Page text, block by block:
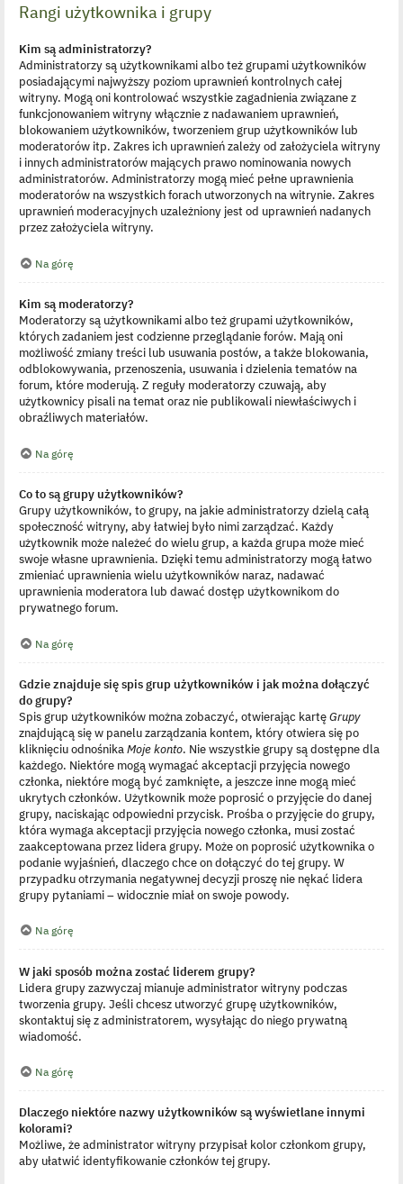
Rangi użytkownika i grupy
Kim są administratorzy?
Administratorzy są użytkownikami albo też grupami użytkowników
posiadającymi najwyższy poziom uprawnień kontrolnych całej
witryny. Mogą oni kontrolować wszystkie zagadnienia związane z
funkcjonowaniem witryny włącznie z nadawaniem uprawnień,
blokowaniem użytkowników, tworzeniem grup użytkowników lub
moderatorów itp. Zakres ich uprawnień zależy od założyciela witryny
i innych administratorów mających prawo nominowania nowych
administratorów. Administratorzy mogą mieć pełne uprawnienia
moderatorów na wszystkich forach utworzonych na witrynie. Zakres
uprawnień moderacyjnych uzależniony jest od uprawnień nadanych
przez założyciela witryny.
Na górę
Kim są moderatorzy?
Moderatorzy są użytkownikami albo też grupami użytkowników,
których zadaniem jest codzienne przeglądanie forów. Mają oni
możliwość zmiany treści lub usuwania postów, a także blokowania,
odblokowywania, przenoszenia, usuwania i dzielenia tematów na
forum, które moderują. Z reguły moderatorzy czuwają, aby
użytkownicy pisali na temat oraz nie publikowali niewłaściwych i
obraźliwych materiałów.
Na górę
Co to są grupy użytkowników?
Grupy użytkowników, to grupy, na jakie administratorzy dzielą całą
społeczność witryny, aby łatwiej było nimi zarządzać. Każdy
użytkownik może należeć do wielu grup, a każda grupa może mieć
swoje własne uprawnienia. Dzięki temu administratorzy mogą łatwo
zmieniać uprawnienia wielu użytkowników naraz, nadawać
uprawnienia moderatora lub dawać dostęp użytkownikom do
prywatnego forum.
Na górę
Gdzie znajduje się spis grup użytkowników i jak można dołączyć
do grupy?
Spis grup użytkowników można zobaczyć, otwierając kartęGrupy
znajdującą się w panelu zarządzania kontem, który otwiera się po
kliknięciu odnośnikaMoje konto. Nie wszystkie grupy są dostępne dla
każdego. Niektóre mogą wymagać akceptacji przyjęcia nowego
członka, niektóre mogą być zamknięte, a jeszcze inne mogą mieć
ukrytych członków. Użytkownik może poprosić o przyjęcie do danej
grupy, naciskając odpowiedni przycisk. Prośba o przyjęcie do grupy,
która wymaga akceptacji przyjęcia nowego członka, musi zostać
zaakceptowana przez lidera grupy. Może on poprosić użytkownika o
podanie wyjaśnień, dlaczego chce on dołączyć do tej grupy. W
przypadku otrzymania negatywnej decyzji proszę nie nękać lidera
grupy pytaniami – widocznie miał on swoje powody.
Na górę
W jaki sposób można zostać liderem grupy?
Lidera grupy zazwyczaj mianuje administrator witryny podczas
tworzenia grupy. Jeśli chcesz utworzyć grupę użytkowników,
skontaktuj się z administratorem, wysyłając do niego prywatną
wiadomość.
Na górę
Dlaczego niektóre nazwy użytkowników są wyświetlane innymi
kolorami?
Możliwe, że administrator witryny przypisał kolor członkom grupy,
aby ułatwić identyfikowanie członków tej grupy.